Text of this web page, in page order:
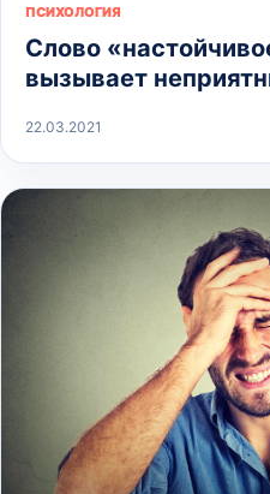
ПСИХОЛОГИЯ
Слово
вызывает
22.03.2021